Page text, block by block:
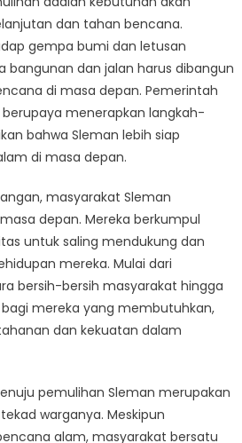
dan tahan bencana.
gempa bumi dan letusan
bangunan dan jalan harus dibangun
di masa depan. Pemerintah
menerapkan langkah-
bahwa Sleman lebih siap
di masa depan.
masyarakat Sleman
depan. Mereka berkumpul
untuk saling mendukung dan
mereka. Mulai dari
bersih-bersih masyarakat hingga
mereka yang membutuhkan,
dan kekuatan dalam
pemulihan Sleman merupakan
warganya. Meskipun
alam, masyarakat bersatu